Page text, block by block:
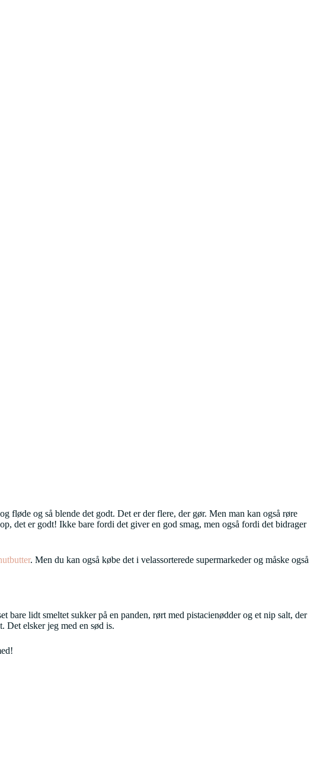
fløde og så blende det godt. Det er der flere, der gør. Men man kan også røre
det er godt! Ikke bare fordi det giver en god smag, men også fordi det bidrager
. Men du kan også købe det i velassorterede supermarkeder og måske også
bare lidt smeltet sukker på en panden, rørt med pistacienødder og et nip salt, der
Det elsker jeg med en sød is.